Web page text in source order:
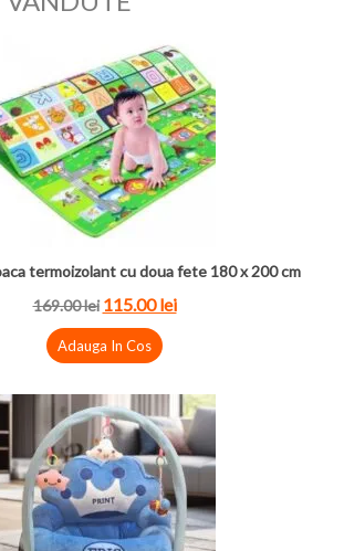
termoizolant cu doua fete 180 x 200 cm
169.00 lei 115.00 lei
Adauga In Cos